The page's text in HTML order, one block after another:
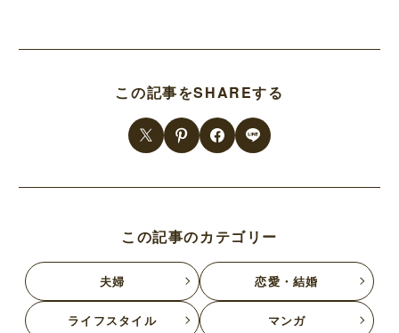
この記事をSHAREする
この記事のカテゴリー
夫婦 恋愛・結婚
ライフスタイル マンガ